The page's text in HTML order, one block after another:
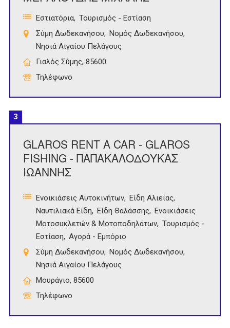
Εστιατόρια Τουρισμός - Εστίαση
Σύμη Δωδεκανήσου
Νομός Δωδεκανήσου
Νησιά Αιγαίου Πελάγους
Γιαλός Σύμης, 85600
Τηλέφωνο
3
GLAROS RENT A CAR - GLAROS
FISHING - ΠΑΠΑΚΑΛΟΔΟΥΚΑΣ
ΙΩΑΝΝΗΣ
Ενοικιάσεις Αυτοκινήτων
Είδη Αλιείας
Ναυτιλιακά Είδη
Είδη Θαλάσσης
Ενοικιάσεις
Μοτοσυκλετών & Μοτοποδηλάτων Τουρισμός -
Εστίαση
Αγορά - Εμπόριο
Σύμη Δωδεκανήσου
Νομός Δωδεκανήσου
Νησιά Αιγαίου Πελάγους
Μουράγιο, 85600
Τηλέφωνο